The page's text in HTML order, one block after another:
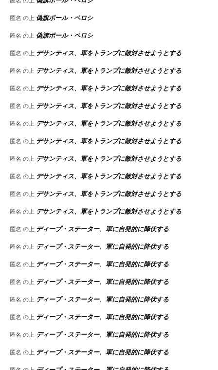
匿名 の上 偽旗ポール・ペロシ
匿名 の上 偽旗ポール・ペロシ
匿名 の上 デサンティス、軍をトランプに敵対させようとする
匿名 の上 デサンティス、軍をトランプに敵対させようとする
匿名 の上 デサンティス、軍をトランプに敵対させようとする
匿名 の上 デサンティス、軍をトランプに敵対させようとする
匿名 の上 デサンティス、軍をトランプに敵対させようとする
匿名 の上 デサンティス、軍をトランプに敵対させようとする
匿名 の上 デサンティス、軍をトランプに敵対させようとする
匿名 の上 デサンティス、軍をトランプに敵対させようとする
匿名 の上 デサンティス、軍をトランプに敵対させようとする
匿名 の上 デサンティス、軍をトランプに敵対させようとする
匿名 の上 ディープ・ステーター、軍に自発的に降伏する
匿名 の上 ディープ・ステーター、軍に自発的に降伏する
匿名 の上 ディープ・ステーター、軍に自発的に降伏する
匿名 の上 ディープ・ステーター、軍に自発的に降伏する
匿名 の上 ディープ・ステーター、軍に自発的に降伏する
匿名 の上 ディープ・ステーター、軍に自発的に降伏する
匿名 の上 ディープ・ステーター、軍に自発的に降伏する
匿名 の上 ディープ・ステーター、軍に自発的に降伏する